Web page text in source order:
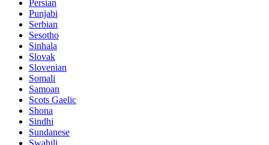
Persian
Punjabi
Serbian
Sesotho
Sinhala
Slovak
Slovenian
Somali
Samoan
Scots Gaelic
Shona
Sindhi
Sundanese